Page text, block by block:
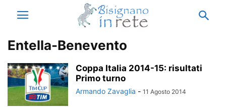
Entella-Benevento
Coppa Italia 2014-15: risultati
Primo turno
Armando Zavaglia - 11 Agosto 2014